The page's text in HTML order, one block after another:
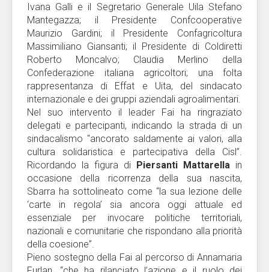
Ivana Galli e il Segretario Generale Uila Stefano
Mantegazza; il Presidente Confcooperative
Maurizio Gardini; il Presidente Confagricoltura
Massimiliano Giansanti; il Presidente di Coldiretti
Roberto Moncalvo; Claudia Merlino della
Confederazione italiana agricoltori; una folta
rappresentanza di Effat e Uita, del sindacato
internazionale e dei gruppi aziendali agroalimentari.
Nel suo intervento il leader Fai ha ringraziato
delegati e partecipanti, indicando la strada di un
sindacalismo "ancorato saldamente ai valori, alla
cultura solidaristica e partecipativa della Cisl”.
Ricordando la figura di Piersanti Mattarella in
occasione della ricorrenza della sua nascita,
Sbarra ha sottolineato come “la sua lezione delle
‘carte in regola’ sia ancora oggi attuale ed
essenziale per invocare politiche territoriali,
nazionali e comunitarie che rispondano alla priorità
della coesione”.
Pieno sostegno della Fai al percorso di Annamaria